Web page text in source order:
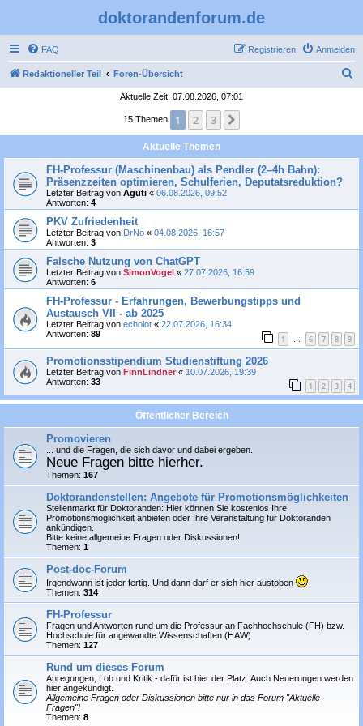
doktorandenforum.de
FAQ Anmelden
Registrieren
Redaktioneller Teil Foren-Übersicht
Aktuelle Zeit: 07.08.2026, 07:01
15 Themen 1 2 3
Aktuelle Themen
FH-Professur (Maschinenbau) als Pendler (2–4h Bahn):
Präsenzzeiten optimieren, Schulferien, Deputatsreduktion?
Letzter Beitrag von Aguti « 06.08.2026, 09:52
Antworten: 4
PKV Zufriedenheit
Letzter Beitrag von DrNo « 04.08.2026, 16:57
Antworten: 3
Falsche Nutzung von ChatGPT
Letzter Beitrag von SimonVogel « 27.07.2026, 16:59
Antworten: 6
FH-Professur - Erfahrungen, Bewerbungstipps und
Austausch VII - ab 2025
Letzter Beitrag von echolot « 22.07.2026, 16:34
Antworten: 89 1 … 6 7 8 9
Promotionsstipendium Studienstiftung 2026
Letzter Beitrag von FinnLindner « 10.07.2026, 19:39
Antworten: 33 1 2 3 4
Öffentlicher Bereich
Promovieren
... und die Fragen, die sich davor und dabei ergeben.
Neue Fragen bitte hierher.
Themen: 167
Doktorandenstellen: Angebote für Promotionsmöglichkeiten
Stellenmarkt für Doktoranden: Hier können Sie kostenlos Ihre
Promotionsmöglichkeit anbieten oder Ihre Veranstaltung für Doktoranden
ankündigen.
Bitte keine allgemeine Fragen oder Diskussionen!
Themen: 1
Post-doc-Forum
Irgendwann ist jeder fertig. Und dann darf er sich hier austoben
Themen: 314
FH-Professur
Fragen und Antworten rund um die Professur an Fachhochschule (FH) bzw.
Hochschule für angewandte Wissenschaften (HAW)
Themen: 127
Rund um dieses Forum
Anregungen, Lob und Kritik - dafür ist hier der Platz. Auch Neuerungen werden
hier angekündigt.
Allgemeine Fragen oder Diskussionen bitte nur in das Forum "Aktuelle
Fragen"!
Themen: 8